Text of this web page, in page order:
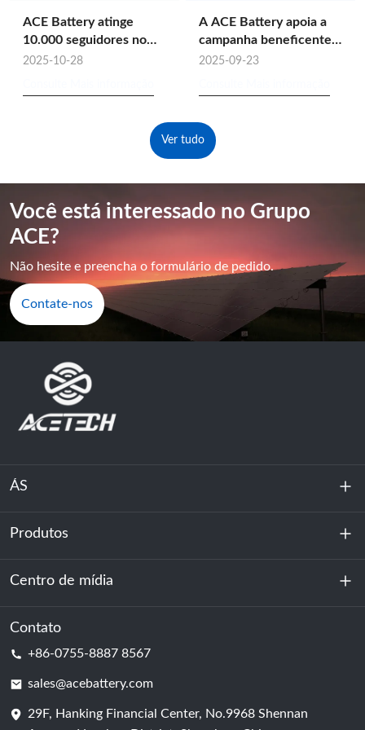
ACE Battery atinge
10.000 seguidores no
LinkedIn!
2025-10-28
A ACE Battery apoia a
campanha beneficente
“Youth Benefit and
Games”
2025-09-23
Ver tudo
Você está interessado no Grupo
ACE?
Não hesite e preencha o formulário de pedido.
Contate-nos
ÁS
Sobre nós
Sustentabilidade
Produtos
Armazenamento de energia
Centro de dados e sala de servidores
Célula de bateria
Centro de mídia
Notícias
Contato
+86-0755-8887 8567
sales@acebattery.com
29F, Hanking Financial Center, No.9968 Shennan